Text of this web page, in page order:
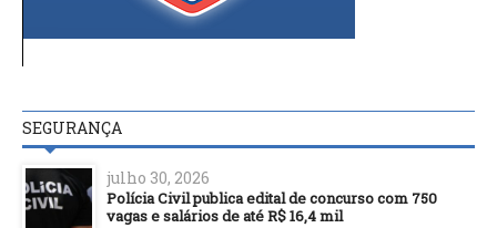
SEGURANÇA
julho 30, 2026
Polícia Civil publica edital de concurso com 750
vagas e salários de até R$ 16,4 mil